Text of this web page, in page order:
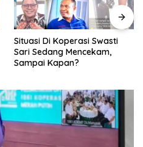
Situasi Di Koperasi Swasti
Sari Sedang Mencekam,
Sampai Kapan?